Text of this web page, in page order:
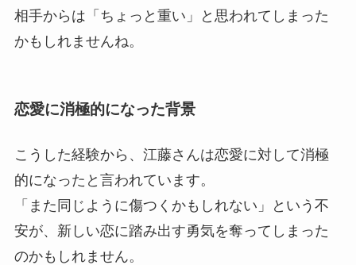
相手からは「ちょっと重い」と思われてしまった
かもしれませんね。
恋愛に消極的になった背景
こうした経験から、江藤さんは恋愛に対して消極
的になったと言われています。
「また同じように傷つくかもしれない」という不
安が、新しい恋に踏み出す勇気を奪ってしまった
のかもしれません。